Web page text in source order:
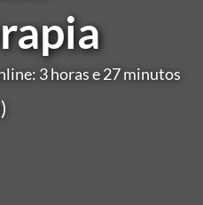
3 horas e 27 minutos